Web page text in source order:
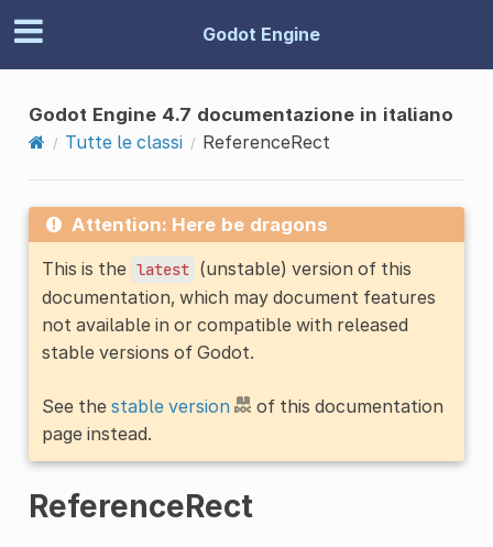
Godot Engine
Godot Engine 4.7 documentazione in italiano
Tutte le classi
ReferenceRect
Attention: Here be dragons
This is the latest (unstable) version of this
documentation, which may document features
not available in or compatible with released
stable versions of Godot.
See the stable version
of this documentation
page instead.
ReferenceRect